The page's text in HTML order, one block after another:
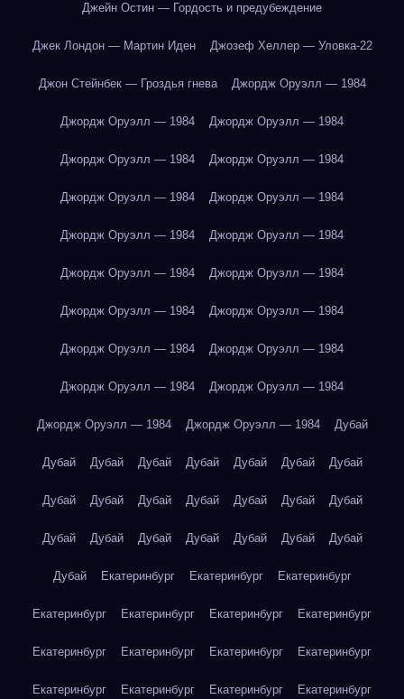
Джейн Остин — Гордость и предубеждение
Джек Лондон — Мартин Иден Джозеф Хеллер — Уловка-22
Джон Стейнбек — Гроздья гнева Джордж Оруэлл — 1984
Джордж Оруэлл — 1984 Джордж Оруэлл — 1984
Джордж Оруэлл — 1984 Джордж Оруэлл — 1984
Джордж Оруэлл — 1984 Джордж Оруэлл — 1984
Джордж Оруэлл — 1984 Джордж Оруэлл — 1984
Джордж Оруэлл — 1984 Джордж Оруэлл — 1984
Джордж Оруэлл — 1984 Джордж Оруэлл — 1984
Джордж Оруэлл — 1984 Джордж Оруэлл — 1984
Джордж Оруэлл — 1984 Джордж Оруэлл — 1984
Джордж Оруэлл — 1984 Джордж Оруэлл — 1984 Дубай
Дубай Дубай Дубай Дубай Дубай Дубай Дубай
Дубай Дубай Дубай Дубай Дубай Дубай Дубай
Дубай Дубай Дубай Дубай Дубай Дубай Дубай
Дубай Екатеринбург Екатеринбург Екатеринбург
Екатеринбург Екатеринбург Екатеринбург Екатеринбург
Екатеринбург Екатеринбург Екатеринбург Екатеринбург
Екатеринбург Екатеринбург Екатеринбург Екатеринбург